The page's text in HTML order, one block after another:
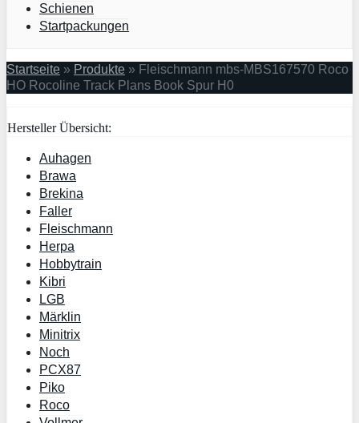
Schienen
Startpackungen
Startseite » Produkte » Fleischmann mbs-MBS167570 Roco
HO Rocoline Track Plans Book Spur H0
Hersteller Übersicht:
Auhagen
Brawa
Brekina
Faller
Fleischmann
Herpa
Hobbytrain
Kibri
LGB
Märklin
Minitrix
Noch
PCX87
Piko
Roco